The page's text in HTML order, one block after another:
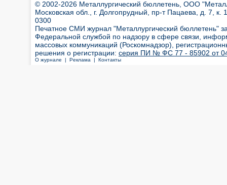
© 2002-2026 Металлургический бюллетень, ООО
Московская обл., г. Долгопрудный, пр-т Пацаева, д. 7,
0300
Печатное СМИ журнал "Металлургический бюллетень"
Федеральной службой по надзору в сфере связи,
массовых коммуникаций (Роскомнадзор),
решения о регистрации: серия ПИ № ФС 77 - 85902 от 04
О журнале | Реклама | Контакты